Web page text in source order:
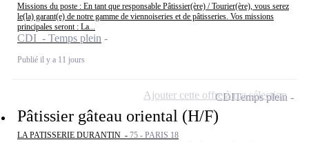
Missions du poste : En tant que responsable Pâtissier(ère) / Tourier(ère), vous serez
le(la) garant(e) de notre gamme de viennoiseries et de pâtisseries. Vos missions
principales seront : La...
CDI - Temps plein
Publié il y a 11 jours
Pâtissier gâteau oriental (H/F)
LA PATISSERIE DURANTIN - 75 - PARIS 18
CDITemps plein
Ajouter cette offre à ma sélection